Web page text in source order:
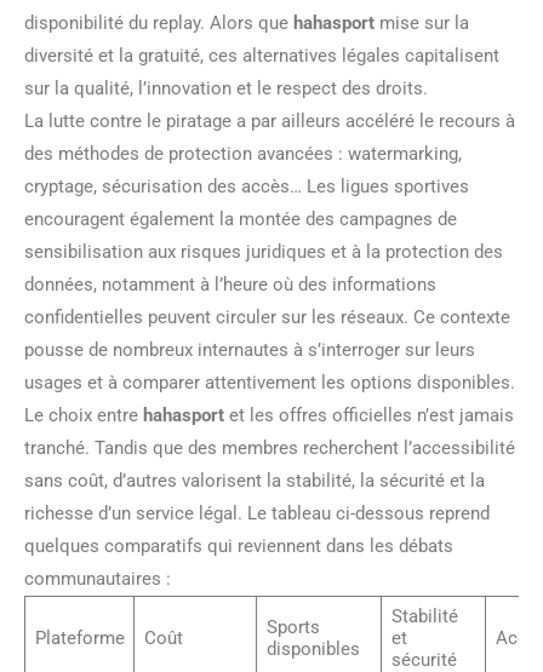
disponibilité du replay. Alors que hahasport mise sur la
diversité et la gratuité, ces alternatives légales capitalisent
sur la qualité, l’innovation et le respect des droits.
La lutte contre le piratage a par ailleurs accéléré le recours à
des méthodes de protection avancées : watermarking,
cryptage, sécurisation des accès… Les ligues sportives
encouragent également la montée des campagnes de
sensibilisation aux risques juridiques et à la protection des
données, notamment à l’heure où des informations
confidentielles peuvent circuler sur les réseaux. Ce contexte
pousse de nombreux internautes à s’interroger sur leurs
usages et à comparer attentivement les options disponibles.
Le choix entre hahasport et les offres officielles n’est jamais
tranché. Tandis que des membres recherchent l’accessibilité
sans coût, d’autres valorisent la stabilité, la sécurité et la
richesse d’un service légal. Le tableau ci-dessous reprend
quelques comparatifs qui reviennent dans les débats
communautaires :
Plateforme Coût
Sports
disponibles
Stabilité
et
sécurité